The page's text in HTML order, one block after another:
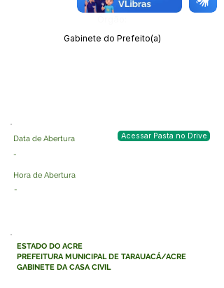
Gabinete do Prefeito(a)
Data de Abertura
Acessar Pasta no Drive
-
Hora de Abertura
-
ESTADO DO ACRE
PREFEITURA MUNICIPAL DE TARAUACÁ/ACRE
GABINETE DA CASA CIVIL